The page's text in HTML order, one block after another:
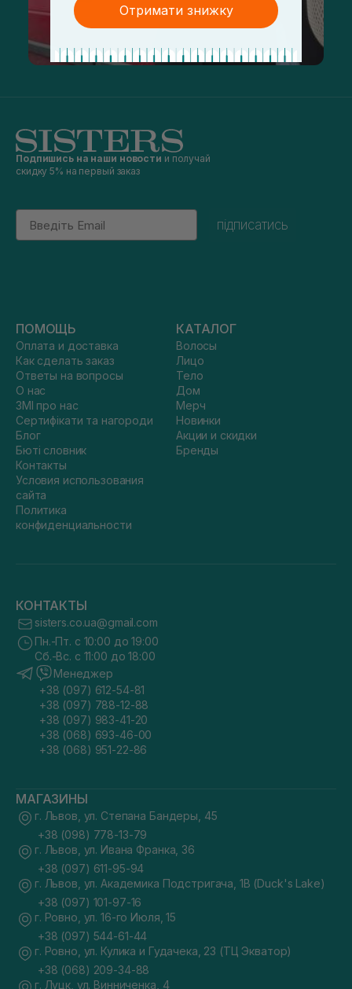
Подпишись на наши новости и получай
скидку 5% на первый заказ
Email
підписатись
ПОМОЩЬ
Оплата и доставка
Как сделать заказ
Ответы на вопросы
О нас
ЗМІ про нас
Сертифікати та нагороди
Блог
Бюті словник
Контакты
Условия использования
сайта
Политика
конфиденциальности
КАТАЛОГ
Волосы
Лицо
Тело
Дом
Мерч
Новинки
Акции и скидки
Бренды
КОНТАКТЫ
sisters.co.ua@gmail.com
Пн.-Пт. с 10:00 до 19:00
Сб.-Вс. с 11:00 до 18:00
Менеджер
+38 (097) 612-54-81
+38 (097) 788-12-88
+38 (097) 983-41-20
+38 (068) 693-46-00
+38 (068) 951-22-86
МАГАЗИНЫ
г. Львов, ул. Степана Бандеры, 45
+38 (098) 778-13-79
г. Львов, ул. Ивана Франка, 36
+38 (097) 611-95-94
г. Львов, ул. Академика Подстригача, 1В (Duck's Lake)
+38 (097) 101-97-16
г. Ровно, ул. 16-го Июля, 15
+38 (097) 544-61-44
г. Ровно, ул. Кулика и Гудачека, 23 (ТЦ Экватор)
+38 (068) 209-34-88
г. Луцк, ул. Винниченка, 4
Отримати знижку